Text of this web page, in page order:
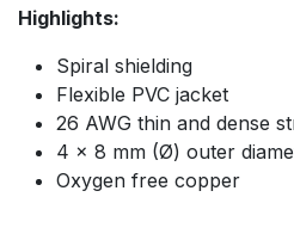
Highlights:
Spiral shielding
Flexible PVC jacket
26 AWG thin and dense
4 x 8 mm (Ø) outer
Oxygen free copper